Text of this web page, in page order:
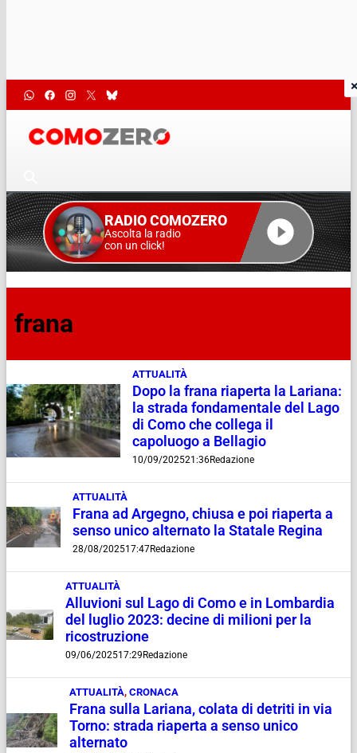
RADIO COMOZERO
Ascolta la radio
con un click!
frana
ATTUALITÀ
Dopo la frana riaperta la Lariana:
la strada fondamentale del Lago
di Como che collega il
capoluogo a Bellagio
10/09/202521:36Redazione
ATTUALITÀ
Frana ad Argegno, chiusa e poi riaperta a
senso unico alternato la Statale Regina
28/08/202517:47Redazione
ATTUALITÀ
Alluvioni sul Lago di Como e in Lombardia
del luglio 2023: decine di milioni per la
ricostruzione
09/06/202517:29Redazione
ATTUALITÀ, CRONACA
Frana sulla Lariana, colata di detriti in via
Torno: strada riaperta a senso unico
alternato